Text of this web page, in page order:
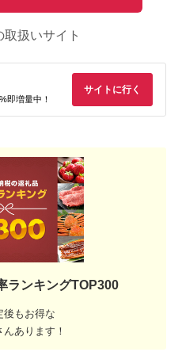
取扱いサイト
即増量中！
サイトに行く
ランキングTOP300
後もお得な
あります！